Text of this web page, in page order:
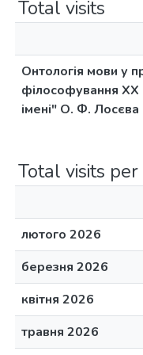
Total visits
Онтологія мови у
філософування ХХ
імені" О. Ф. Лосєва
Total visits
лютого 2026
березня 2026
квітня 2026
травня 2026